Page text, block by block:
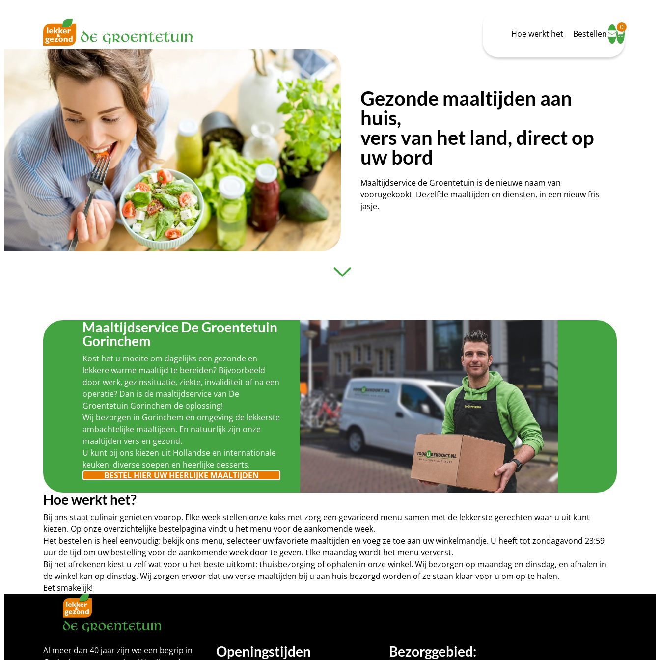
Hoe werkt het Bestellen
0
Gezonde maaltijden aan
huis,
vers van het land, direct op
uw bord
Maaltijdservice de Groentetuin is de nieuwe naam van
voorugekookt. Dezelfde maaltijden en diensten, in een nieuw fris
jasje.
Maaltijdservice De Groentetuin
Gorinchem
Kost het u moeite om dagelijks een gezonde en
lekkere warme maaltijd te bereiden? Bijvoorbeeld
door werk, gezinssituatie, ziekte, invaliditeit of na een
operatie? Dan is de maaltijdservice van De
Groentetuin Gorinchem de oplossing!
Wij bezorgen in Gorinchem en omgeving de lekkerste
ambachtelijke maaltijden. En natuurlijk zijn onze
maaltijden vers en gezond.
U kunt bij ons kiezen uit Hollandse en internationale
keuken, diverse soepen en heerlijke desserts.
BESTEL HIER UW HEERLIJKE MAALTIJDEN
Hoe werkt het?
Bij ons staat culinair genieten voorop. Elke week stellen onze koks met zorg een gevarieerd menu samen met de lekkerste gerechten waar u uit kunt
kiezen. Op onze overzichtelijke bestelpagina vindt u het menu voor de aankomende week.
Het bestellen is heel eenvoudig: bekijk ons menu, selecteer uw favoriete maaltijden en voeg ze toe aan uw winkelmandje. U heeft tot zondagavond 23:59
uur de tijd om uw bestelling voor de aankomende week door te geven. Elke maandag wordt het menu ververst.
Bij het afrekenen kiest u zelf wat voor u het beste uitkomt: thuisbezorging of ophalen in onze winkel. Wij bezorgen op maandag en dinsdag, en afhalen in
de winkel kan op dinsdag. Wij zorgen ervoor dat uw verse maaltijden bij u aan huis bezorgd worden of ze staan klaar voor u om op te halen.
Eet smakelijk!
Al meer dan 40 jaar zijn we een begrip in
Openingstijden Bezorggebied: